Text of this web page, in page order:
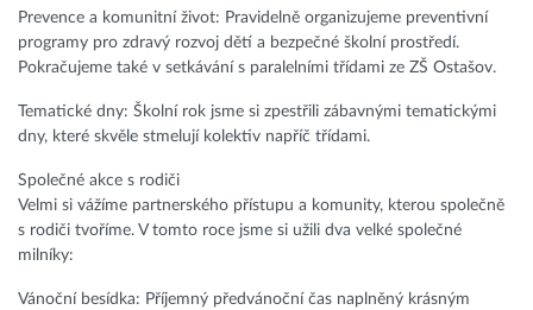
Prevence a komunitní život: Pravidelně organizujeme preventivní
programy pro zdravý rozvoj dětí a bezpečné školní prostředí.
Pokračujeme také v setkávání s paralelními třídami ze ZŠ Ostašov.
Tematické dny: Školní rok jsme si zpestřili zábavnými tematickými
dny, které skvěle stmelují kolektiv napříč třídami.
Společné akce s rodiči
Velmi si vážíme partnerského přístupu a komunity, kterou společně
s rodiči tvoříme. V tomto roce jsme si užili dva velké společné
milníky:
Vánoční besídka: Příjemný předvánoční čas naplněný krásným